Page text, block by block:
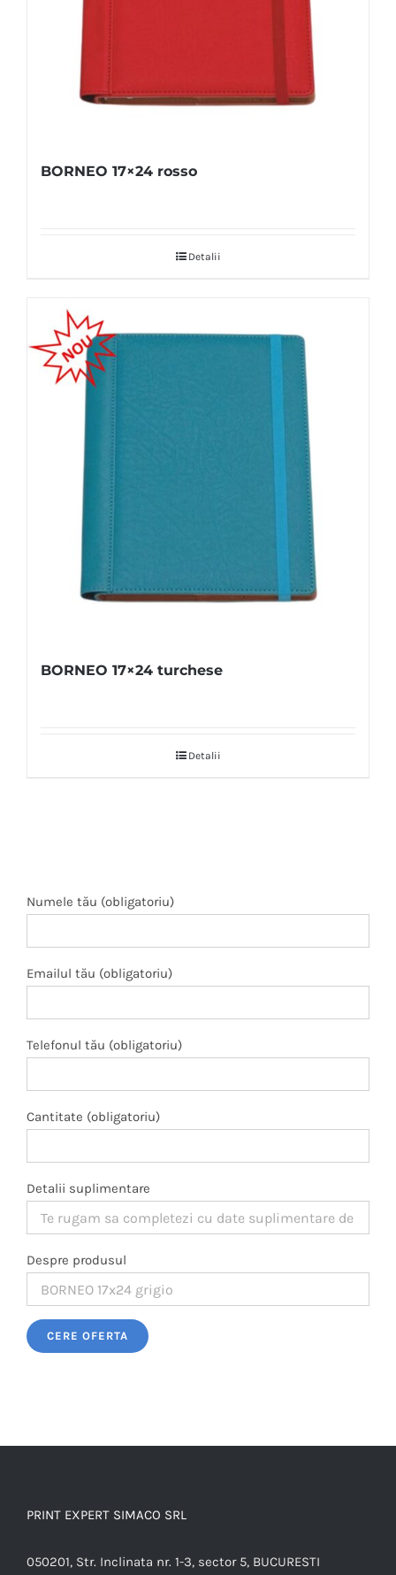
BORNEO 17×24 rosso
Detalii
BORNEO 17×24 turchese
Detalii
Numele tău (obligatoriu)
Emailul tău (obligatoriu)
Telefonul tău (obligatoriu)
Cantitate (obligatoriu)
Detalii suplimentare
Despre produsul
Please leave this field empty.
PRINT EXPERT SIMACO SRL
050201, Str. Inclinata nr. 1-3, sector 5, BUCURESTI